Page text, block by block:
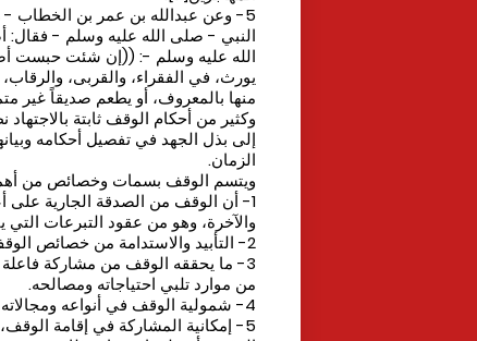
5- وعن عبدالله بن عمر بن الخطاب
النبي - صلى الله عليه وسلم -
الله عليه وسلم -: ((إن شئت حبست
يورث، في الفقراء، والقربى،
منها بالمعروف، أو يطعم صديقاً غير
وكثير من أحكام الوقف ثابتة
إلى بذل الجهد في تفصيل أحكامه
الزمان.
ويتسم الوقف بسمات وخصائص من
1- أن الوقف من الصدقة الجارية على
والآخرة، وهو من عقود التبرعات
2- التأبيد والاستدامة من خصائص الوقف بحيث لا يمكن التراجع عنه أو فسخه.
3- ما يحققه الوقف من مشاركة فاعلة
من موارد تلبي احتياجاته ومصالحه.
4- شمولية الوقف في أنواعه ومجالاته ومصارفه المتنوعة التي تحقق شتى حاجات الأمة.
5- إمكانية المشاركة في إقامة